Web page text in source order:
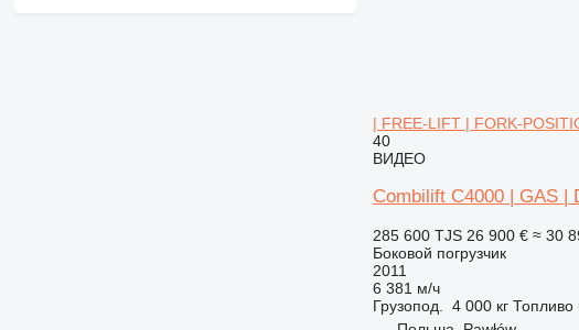
| FREE-LIFT | FORK-
40
ВИДЕО
Combilift C4000 | GAS |
285 600 TJS 26 900 € ≈ 30
Боковой погрузчик
2011
6 381 м/ч
Грузопод.
4 000 кг Топливо